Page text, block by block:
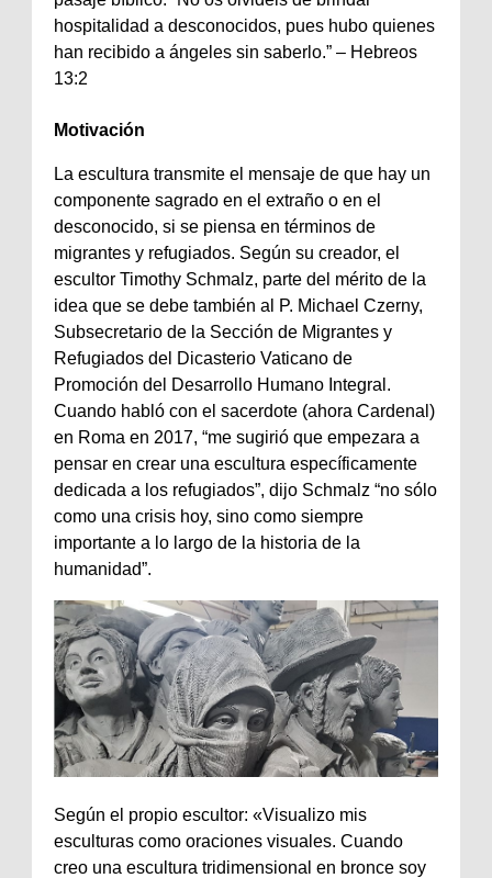
hospitalidad a desconocidos, pues hubo quienes
han recibido a ángeles sin saberlo.” – Hebreos
13:2
Motivación
La escultura transmite el mensaje de que hay un
componente sagrado en el extraño o en el
desconocido, si se piensa en términos de
migrantes y refugiados. Según su creador, el
escultor Timothy Schmalz, parte del mérito de la
idea que se debe también al P. Michael Czerny,
Subsecretario de la Sección de Migrantes y
Refugiados del Dicasterio Vaticano de
Promoción del Desarrollo Humano Integral.
Cuando habló con el sacerdote (ahora Cardenal)
en Roma en 2017, “me sugirió que empezara a
pensar en crear una escultura específicamente
dedicada a los refugiados”, dijo Schmalz “no sólo
como una crisis hoy, sino como siempre
importante a lo largo de la historia de la
humanidad”.
Según el propio escultor: «Visualizo mis
esculturas como oraciones visuales. Cuando
creo una escultura tridimensional en bronce soy